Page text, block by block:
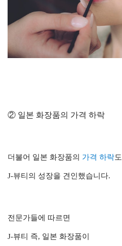
② 일본 화장품의 가격 하락
더불어 일본 화장품의 가격 하락도
J-뷰티의 성장을 견인했습니다.
전문가들에 따르면
J-뷰티 즉, 일본 화장품이